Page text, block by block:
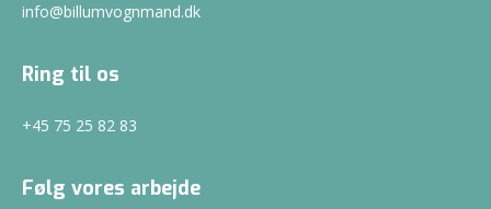
info@billumvognmand.dk
Ring til os
+45 75 25 82 83
Følg vores arbejde